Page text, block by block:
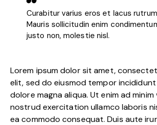
Curabitur varius eros et lacus
Mauris sollicitudin enim
justo non, molestie nisl.
Lorem ipsum dolor sit amet,
elit, sed do eiusmod tempor
dolore magna aliqua. Ut enim ad minim
nostrud exercitation ullamco laboris
ea commodo consequat. Duis aute